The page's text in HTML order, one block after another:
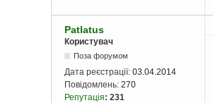
Patlatus
Користувач
Поза форумом
Дата реєстрації: 03.04.2014
Повідомлень: 270
Репутація: 231